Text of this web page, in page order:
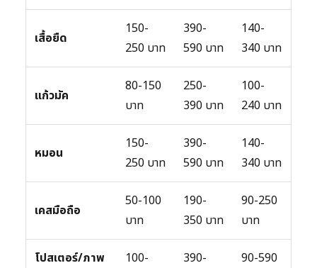
เสื้อยืด
150-
250 บาท
390-
590 บาท
140-
340 บาท
แก้วมัค
80-150
บาท
250-
390 บาท
100-
240 บาท
หมอน
150-
250 บาท
390-
590 บาท
140-
340 บาท
เคสมือถือ
50-100
บาท
190-
350 บาท
90-250
บาท
โปสเตอร์/ภาพ
100-
390-
90-590